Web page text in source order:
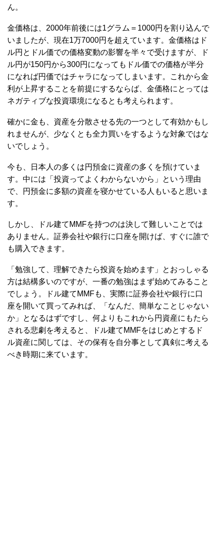
ん。
金価格は、2000年前後には1グラム＝1000円を割り込んで
いましたが、現在1万7000円を超えています。金価格はド
ル円とドル価での価格変動の影響を半々で受けますが、ド
ル円が150円から300円になってもドル価での価格が半分
になれば円価ではチャラになってしまいます。これから金
利が上昇することを前提にするならば、金価格にとっては
ネガティブな投資環境になるとも考えられます。
確かに金も、資産を分散させる先の一つとして有効かもし
れませんが、少なくとも全力買いをするような対象ではな
いでしょう。
今も、日本人の多くは円預金に資産の多くを預けていま
す。中には「投資ってよくわからないから」という理由
で、円預金に多額の資産を寝かせている人もいると思いま
す。
しかし、ドル建てMMFを持つのは決して難しいことでは
ありません。証券会社や銀行に口座を開けば、すぐに誰で
も購入できます。
「勉強して、理解できたら投資を始めます」とおっしゃる
方は結構多いのですが、一番の勉強はまず始めてみること
でしょう。ドル建てMMFも、実際に証券会社や銀行に口
座を開いて買ってみれば、「なんだ、簡単なことじゃない
か」となるはずですし、何よりもこれから円資産にもたら
される悲劇を考えると、ドル建てMMFをはじめとするド
ル資産に関しては、その保有を自分事として真剣に考える
べき時期に来ています。